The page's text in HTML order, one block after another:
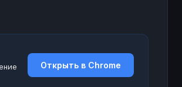
Открыть в Chrome